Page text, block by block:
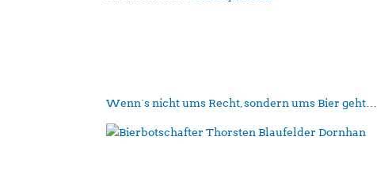
Wenn´s nicht ums Recht, sondern ums Bier geht…